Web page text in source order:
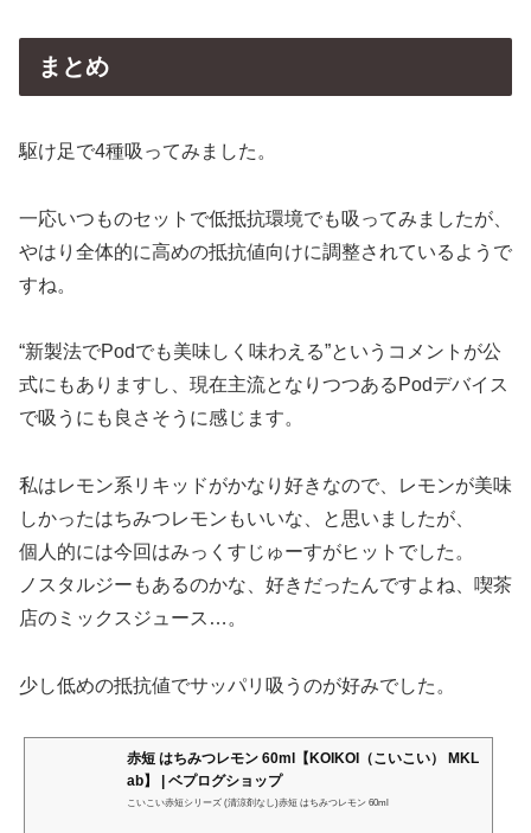
まとめ
駆け足で4種吸ってみました。
一応いつものセットで低抵抗環境でも吸ってみましたが、
やはり全体的に高めの抵抗値向けに調整されているようで
すね。
“新製法でPodでも美味しく味わえる”というコメントが公
式にもありますし、現在主流となりつつあるPodデバイス
で吸うにも良さそうに感じます。
私はレモン系リキッドがかなり好きなので、レモンが美味
しかったはちみつレモンもいいな、と思いましたが、
個人的には今回はみっくすじゅーすがヒットでした。
ノスタルジーもあるのかな、好きだったんですよね、喫茶
店のミックスジュース…。
少し低めの抵抗値でサッパリ吸うのが好みでした。
赤短 はちみつレモン 60ml【KOIKOI（こいこい） MKL
ab】 | ベプログショップ
こいこい赤短シリーズ (清涼剤なし)赤短 はちみつレモン 60ml